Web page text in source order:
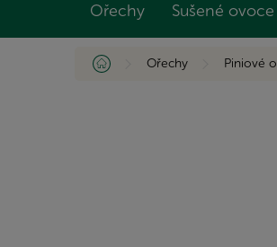
Ořechy Sušené ovoce
Domů Ořechy Piniové